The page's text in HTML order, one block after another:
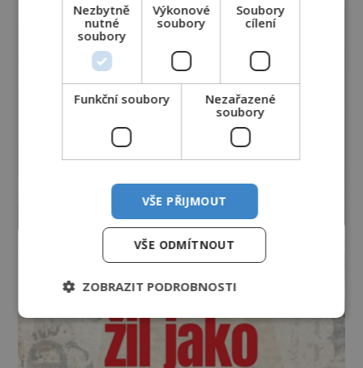
Nezbytně
nutné
soubory
Výkonové
soubory
Soubory
cílení
Funkční soubory
Nezařazené
soubory
VŠE PŘIJMOUT
VŠE ODMÍTNOUT
ZOBRAZIT PODROBNOSTI